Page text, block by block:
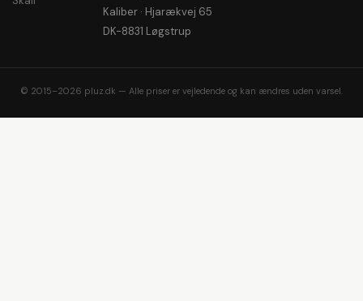
Kaliber · Hjarækvej 65
DK-8831 Løgstrup
© 2015–2026 pluz.dk — Alle priser er vejledende og kan ændres uden varsel.